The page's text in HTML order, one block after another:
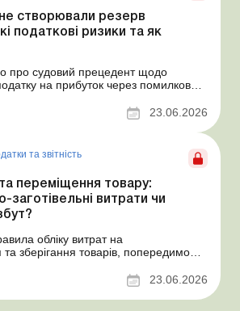
створювали резерв
податкові ризики та як
про судовий прецедент щодо
на прибуток через помилково
як мінімізувати податкові ризики.
податкові ризики та судова
ваші хвилювання через помилкове
23.06.2026
та звiтнiсть
переміщення товару:
заготівельні витрати чи
обліку витрат на
зберігання товарів, попередимо
Проблемні витрати:
та судова практика Здавалось би, у
бути не може. Однак,
23.06.2026